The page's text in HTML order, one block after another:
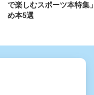
で楽しむスポーツ本特集
め本5選